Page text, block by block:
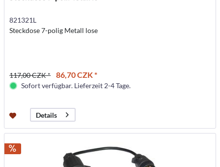
821321L
Steckdose 7-polig Metall lose
117,00 CZK * 86,70 CZK *
Sofort verfügbar. Lieferzeit 2-4 Tage.
Details